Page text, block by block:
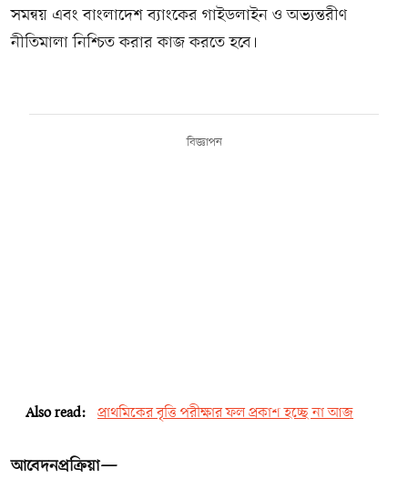
সমন্বয় এবং বাংলাদেশ ব্যাংকের গাইডলাইন ও অভ্যন্তরীণ
নীতিমালা নিশ্চিত করার কাজ করতে হবে।
বিজ্ঞাপন
Also read: প্রাথমিকের বৃত্তি পরীক্ষার ফল প্রকাশ হচ্ছে না আজ
আবেদনপ্রক্রিয়া—